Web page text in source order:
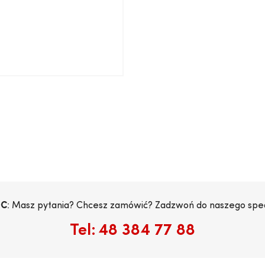
: Masz pytania? Chcesz zamówić? Zadzwoń do naszego
Tel: 48 384 77 88